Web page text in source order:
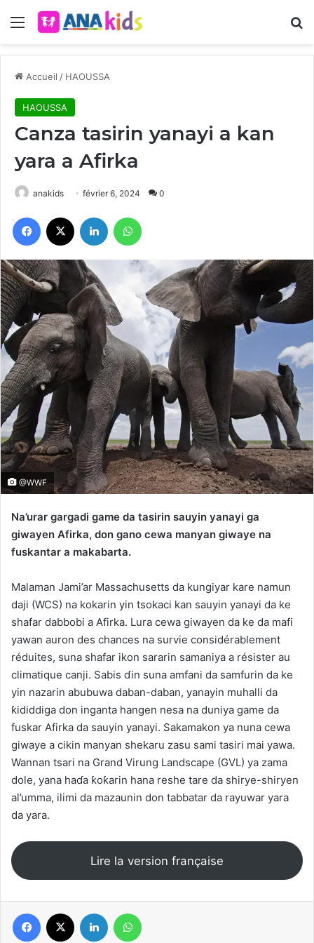
Menu
Accueil / HAOUSSA
HAOUSSA
Canza tasirin yanayi a kan
yara a Afirka
anakids février 6, 2024 0
Facebook Linkedin
@WWF
Na’urar gargadi game da tasirin sauyin yanayi ga
giwayen Afirka, don gano cewa manyan giwaye na
fuskantar a makabarta.
Malaman Jami’ar Massachusetts da kungiyar kare namun
daji (WCS) na kokarin yin tsokaci kan sauyin yanayi da ke
shafar dabbobi a Afirka. Lura cewa giwayen da ke da mafi
yawan auron des chances na survie considérablement
réduites, suna shafar ikon sararin samaniya a résister au
climatique canji. Sabis ɗin suna amfani da samfurin da ke
yin nazarin abubuwa daban-daban, yanayin muhalli da
ƙididdiga don inganta hangen nesa na duniya game da
fuskar Afirka da sauyin yanayi. Sakamakon ya nuna cewa
giwaye a cikin manyan shekaru zasu sami tasiri mai yawa.
Wannan tsari na Grand Virung Landscape (GVL) ya zama
dole, yana haɗa ƙoƙarin hana reshe tare da shirye-shiryen
al’umma, ilimi da mazaunin don tabbatar da rayuwar yara
da yara.
Lire la version française
Facebook Linkedin